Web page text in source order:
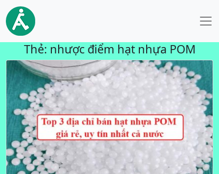
Thẻ: nhược điểm hạt nhựa POM